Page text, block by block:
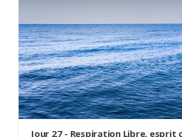
Jour 27 - Respiration Libre, esprit